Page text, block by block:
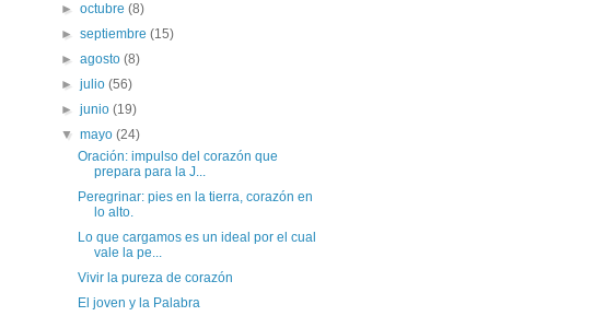
►octubre(8)
►septiembre(15)
►agosto(8)
►julio(56)
►junio(19)
▼mayo(24)
Oración: impulso del corazón que
prepara para la J...
Peregrinar: pies en la tierra, corazón en
lo alto.
Lo que cargamos es un ideal por el cual
vale la pe...
Vivir la pureza de corazón
El joven y la Palabra